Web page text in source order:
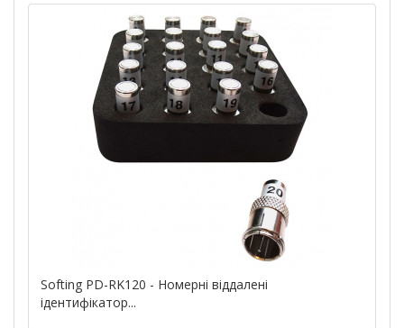
Softing PD-RK120 - Номерні віддалені
ідентифікатор...